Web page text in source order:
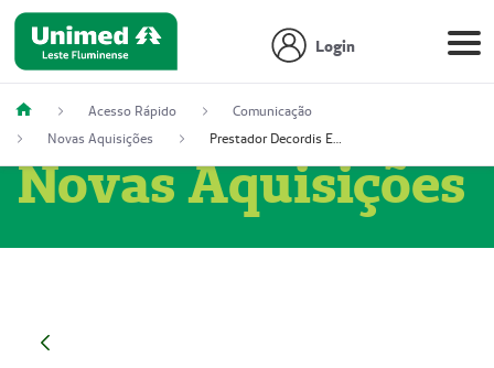
Login
Acesso Rápido
Comunicação
Novas Aquisições
Prestador Decordis Exames Cardiológicos LTDA (51004346-0)
Novas Aquisições